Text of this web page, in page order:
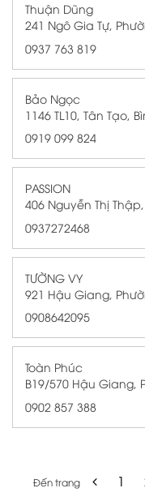
Thuận Dũng
241 Ngô Gia Tự,
0937 763 819
Bảo Ngọc
1146 TL10, Tân Tạo,
0919 099 824
PASSION
406 Nguyễn Thị
0937272468
TƯỜNG VY
921 Hậu Giang,
0908642095
Toàn Phúc
B19/570 Hậu Giang,
0902 857 388
Đến trang 1